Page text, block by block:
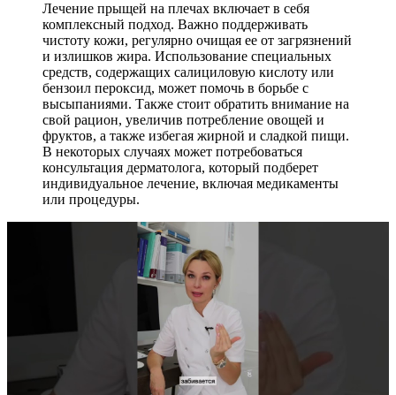
Лечение прыщей на плечах включает в себя
комплексный подход. Важно поддерживать
чистоту кожи, регулярно очищая ее от загрязнений
и излишков жира. Использование специальных
средств, содержащих салициловую кислоту или
бензоил пероксид, может помочь в борьбе с
высыпаниями. Также стоит обратить внимание на
свой рацион, увеличив потребление овощей и
фруктов, а также избегая жирной и сладкой пищи.
В некоторых случаях может потребоваться
консультация дерматолога, который подберет
индивидуальное лечение, включая медикаменты
или процедуры.